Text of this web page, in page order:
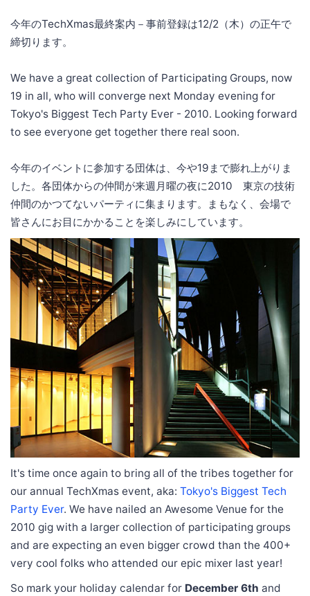
今年のTechXmas最終案内－事前登録は12/2（木）の正午で
締切ります。
We have a great collection of Participating Groups, now
19 in all, who will converge next Monday evening for
Tokyo's Biggest Tech Party Ever - 2010. Looking forward
to see everyone get together there real soon.
今年のイベントに参加する団体は、今や19まで膨れ上がりま
した。各団体からの仲間が来週月曜の夜に2010 東京の技術
仲間のかつてないパーティに集まります。まもなく、会場で
皆さんにお目にかかることを楽しみにしています。
It's time once again to bring all of the tribes together for
our annual TechXmas event, aka: Tokyo's Biggest Tech
Party Ever. We have nailed an Awesome Venue for the
2010 gig with a larger collection of participating groups
and are expecting an even bigger crowd than the 400+
very cool folks who attended our epic mixer last year!
So mark your holiday calendar for December 6th and